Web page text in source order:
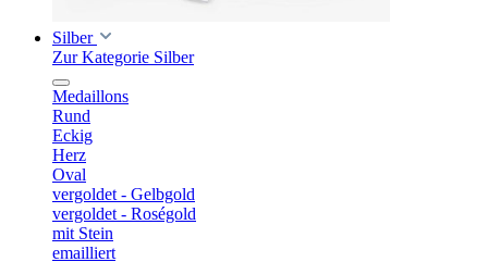
Silber
Zur Kategorie Silber
Medaillons
Rund
Eckig
Herz
Oval
vergoldet - Gelbgold
vergoldet - Roségold
mit Stein
emailliert